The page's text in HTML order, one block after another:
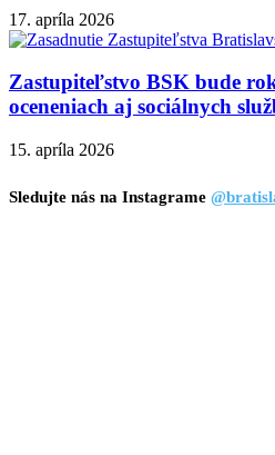
17. apríla 2026
Zastupiteľstvo BSK bude
oceneniach aj sociálnych
15. apríla 2026
Sledujte nás na Instagrame